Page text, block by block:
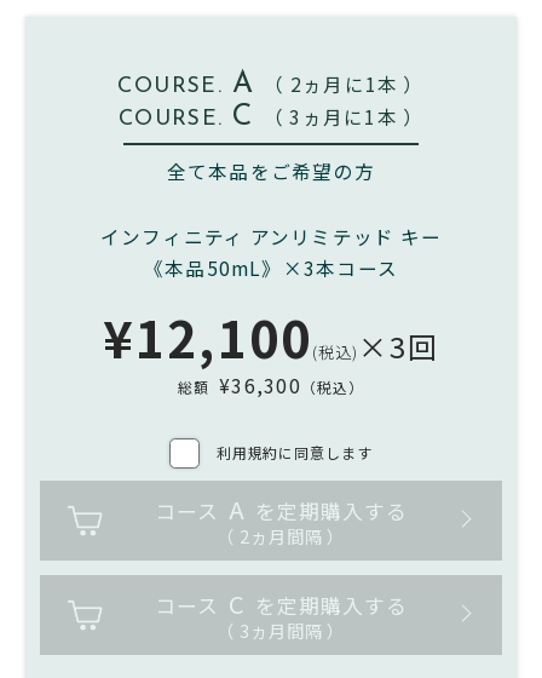
COURSE. A （ 2ヵ月に1本 ）
COURSE. C （ 3ヵ月に1本 ）
全て本品をご希望の方
インフィニティ アンリミテッド キー
《本品50mL》×3本コース
¥12,100 (税込) ×3回
総額 ¥36,300 （税込）
利用規約に同意します
コース A を定期購入する
（ 2ヵ月間隔 ）
コース C を定期購入する
（ 3ヵ月間隔 ）